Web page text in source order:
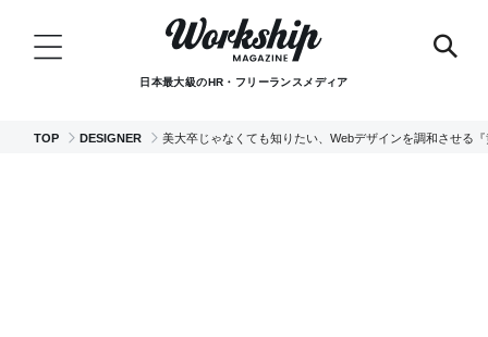
日本最大級のHR・フリーランスメディア
TOP DESIGNER 美大卒じゃなくても知りたい、Webデザインを調和させる